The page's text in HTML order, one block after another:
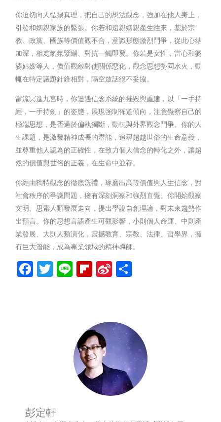
你迫切向人弘揚真理，把自己的想法觀念，強加在他人身上，
引發和姻親家族的緊張。你若和遠親姻親產生往來，基於宗
教、政黨、國族等價值觀不合，意識形態激烈鬥爭，從此心結
加深，相處氣氛緊繃、對抗一觸即發。你若是女性，當心和婆
婆姑嫂等人，價值觀敵對使關係惡化，觀念思想勢同水火，動
輒在特定議題針鋒相對，隔空放話絕不妥協。
當流冥進九宮時，你遭遇信念系統的摧毀與重建，以「一手持
經，一手持劍」的姿態，展現強制佈道傾向，注意覺察自己的
極端思想，是否過於偏執獨斷，動輒與外界觀念鬥爭。你的人
生課題，是激發精神成長的潛能，追尋超越世俗的生命意義，
並尊重他人認為的正確性，在致力個人信念的轉化之外，讓超
然的價值與世俗的正義，在生命中並存。
你經由獨特觀念的徹底洗禮，琢磨出高等價值與人生信念，對
社會秩序的爭議問題，擁有深刻洞察和強烈直覺。你開始觀察
文明、思索人類發展走向，提出學說自創理論，對未來趨勢作
出預言。你的思想言語產生可觀影響，小則個人命運、中則產
業發展、大則人類演化，震撼教育、宗教、法律、哲學界，擁
有巨大潛能，成為專業領域的精神導師。
Facebook
Twitter
LineFlipboard
Sina
彭定軒